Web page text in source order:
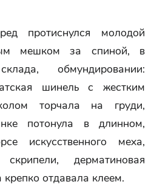
протиснулся молодой
мешком за спиной, в
обмундировании:
шинель с жестким
торчала на груди,
потонула в длинном,
искусственного меха,
дерматиновая
отдавала клеем.